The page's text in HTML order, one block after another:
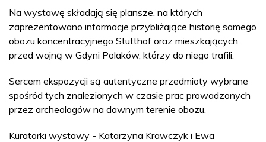
Na wystawę składają się plansze, na których
zaprezentowano informacje przybliżające historię samego
obozu koncentracyjnego Stutthof oraz mieszkających
przed wojną w Gdyni Polaków, którzy do niego trafili.
Sercem ekspozycji są autentyczne przedmioty wybrane
spośród tych znalezionych w czasie prac prowadzonych
przez archeologów na dawnym terenie obozu.
Kuratorki wystawy - Katarzyna Krawczyk i Ewa